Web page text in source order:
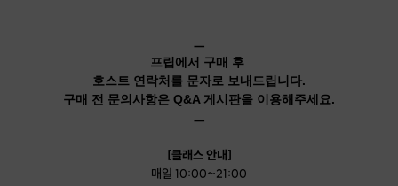
ㅡ
프립에서 구매 후
호스트 연락처를 문자로 보내드립니다.
구매 전 문의사항은 Q&A 게시판을 이용해주세요.
ㅡ
[클래스 안내]
매일 10:00~21:00